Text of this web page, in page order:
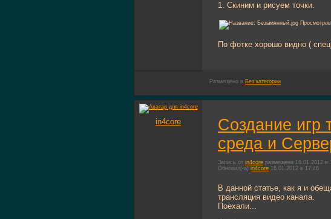
1. Скиним и рисуем точки.
По фотке хорошо видно (
Размещено в Без категории
in4core
Создание игр
среда и
Запись от in4core размещена 16.01.2012 в
Обновил(-а) in4core 16.01.2012 в 17:46
В данной статье, как я и
трансляция видео канала.
Поехали...